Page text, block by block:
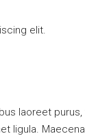
elit.
laoreet
ligula.